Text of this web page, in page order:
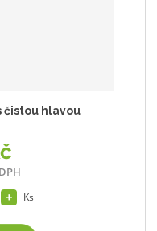
čistou hlavou
Ks